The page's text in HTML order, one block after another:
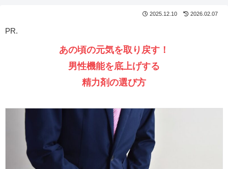
2025.12.10 2026.02.07
PR.
あの頃の元気を取り戻す！
男性機能を底上げする
精力剤の選び方